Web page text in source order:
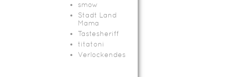
smow
Stadt Land
Mama
Tastesheriff
titatoni
Verlockendes